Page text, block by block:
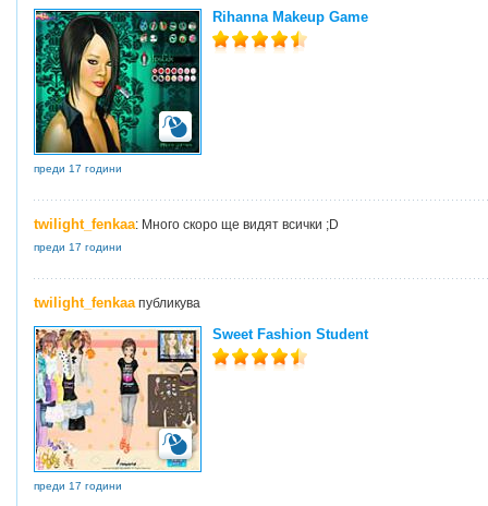
Rihanna Makeup Game
преди 17 години
twilight_fenkaa: Много скоро ще видят всички ;D
преди 17 години
twilight_fenkaaпубликува
Sweet Fashion Student
преди 17 години